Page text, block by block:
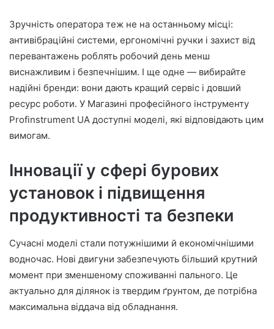
Зручність оператора теж не на останньому місці:
антивібраційні системи, ергономічні ручки і захист від
перевантажень роблять робочий день менш
виснажливим і безпечнішим. І ще одне — вибирайте
надійні бренди: вони дають кращий сервіс і довший
ресурс роботи. У Магазині професійного інструменту
Profinstrument UA доступні моделі, які відповідають цим
вимогам.
Інновації у сфері бурових
установок і підвищення
продуктивності та безпеки
Сучасні моделі стали потужнішими й економічнішими
водночас. Нові двигуни забезпечують більший крутний
момент при зменшеному споживанні пального. Це
актуально для ділянок із твердим ґрунтом, де потрібна
максимальна віддача від обладнання.